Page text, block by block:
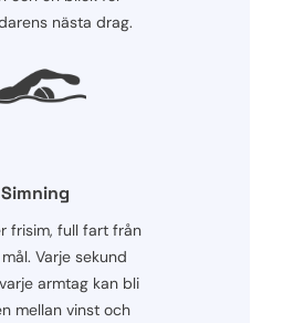
nästa drag.
Simning
frisim, full fart från
Varje sekund
armtag kan bli
mellan vinst och